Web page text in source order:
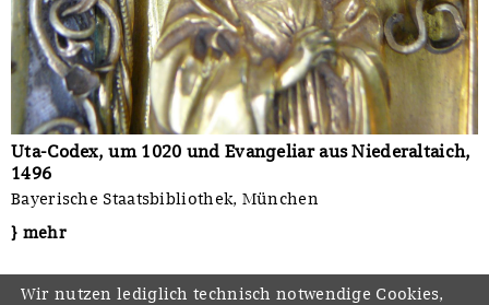
Uta-Codex, um 1020 und Evangeliar aus Niederaltaich,
1496
Bayerische Staatsbibliothek, München
} mehr
Wir nutzen lediglich technisch notwendige Cookies,